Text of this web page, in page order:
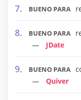
BUENO PARA
BUENO PARA
JDate
BUENO PARA
Quiver